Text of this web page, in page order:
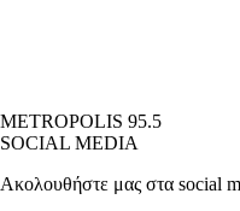
METROPOLIS 95.5
SOCIAL MEDIA
Ακολουθήστε μας στα social